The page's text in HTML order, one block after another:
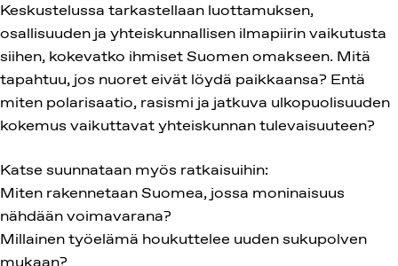
Keskustelussa tarkastellaan luottamuksen,
osallisuuden ja yhteiskunnallisen ilmapiirin vaikutusta
siihen, kokevatko ihmiset Suomen omakseen. Mitä
tapahtuu, jos nuoret eivät löydä paikkaansa? Entä
miten polarisaatio, rasismi ja jatkuva ulkopuolisuuden
kokemus vaikuttavat yhteiskunnan tulevaisuuteen?
Katse suunnataan myös ratkaisuihin:
Miten rakennetaan Suomea, jossa moninaisuus
nähdään voimavarana?
Millainen työelämä houkuttelee uuden sukupolven
mukaan?